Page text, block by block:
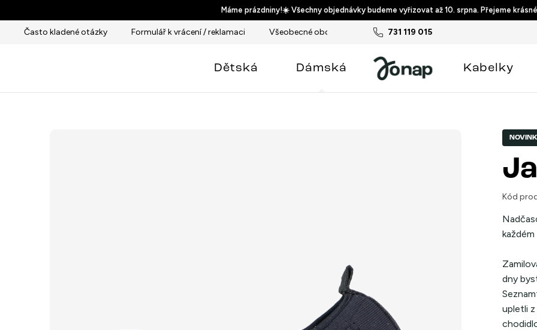
na
obsah
Máme prázdniny!☀️ Všechny objednávky budeme vyřizovat až 10. srpna. Přejeme
731 119 015
Často kladené otázky Formulář k vrácení / reklamaci Všeobecné obchodní podmínky Podmínky ochrany osobních
Dětská Dámská Kabelky
Kód
každém
dny
upletli